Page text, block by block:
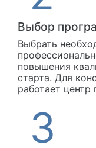
Выбор
Выбрать
повышения
старта. Для
работает